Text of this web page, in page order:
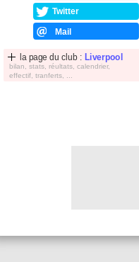
Twitter
Mail
la page du club : Liverpool
bilan, stats, réultats, calendrier,
effectif, tranferts, ...